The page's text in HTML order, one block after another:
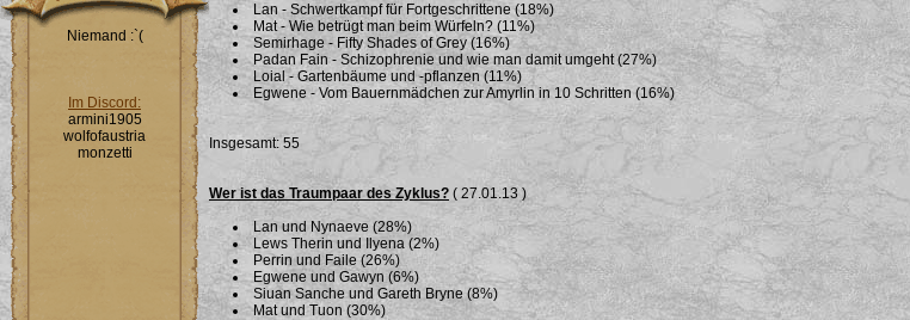
Niemand :`(
Im Discord:
armini1905
wolfofaustria
monzetti
Lan - Schwertkampf für Fortgeschrittene (18%)
Mat - Wie betrügt man beim Würfeln? (11%)
Semirhage - Fifty Shades of Grey (16%)
Padan Fain - Schizophrenie und wie man damit umgeht (27%)
Loial - Gartenbäume und -pflanzen (11%)
Egwene - Vom Bauernmädchen zur Amyrlin in 10 Schritten (16%)
Insgesamt: 55
Wer ist das Traumpaar des Zyklus? ( 27.01.13 )
Lan und Nynaeve (28%)
Lews Therin und Ilyena (2%)
Perrin und Faile (26%)
Egwene und Gawyn (6%)
Siuan Sanche und Gareth Bryne (8%)
Mat und Tuon (30%)